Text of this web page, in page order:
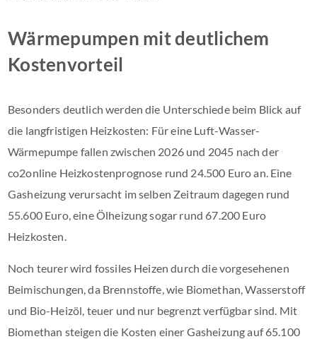
Wärmepumpen mit deutlichem
Kostenvorteil
Besonders deutlich werden die Unterschiede beim Blick auf
die langfristigen Heizkosten: Für eine Luft-Wasser-
Wärmepumpe fallen zwischen 2026 und 2045 nach der
co2online Heizkostenprognose rund 24.500 Euro an. Eine
Gasheizung verursacht im selben Zeitraum dagegen rund
55.600 Euro, eine Ölheizung sogar rund 67.200 Euro
Heizkosten.
Noch teurer wird fossiles Heizen durch die vorgesehenen
Beimischungen, da Brennstoffe, wie Biomethan, Wasserstoff
und Bio-Heizöl, teuer und nur begrenzt verfügbar sind. Mit
Biomethan steigen die Kosten einer Gasheizung auf 65.100